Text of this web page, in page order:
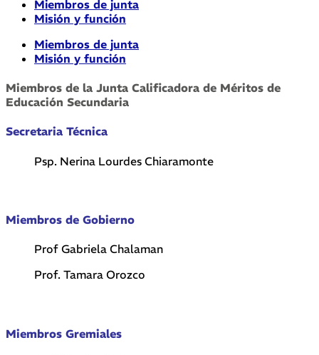
Miembros de junta
Misión y función
Miembros de junta
Misión y función
Miembros de la Junta Calificadora de Méritos de
Educación Secundaria
Secretaria Técnica
Psp. Nerina Lourdes Chiaramonte
Miembros de Gobierno
Prof Gabriela Chalaman
Prof. Tamara Orozco
Miembros Gremiales